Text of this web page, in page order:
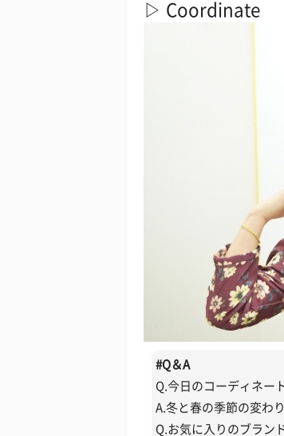
▷ Coordinate
#Q＆A
Q.今日のコーディネー
A.冬と春の季節の変わ
Q.お気に入りのブラン